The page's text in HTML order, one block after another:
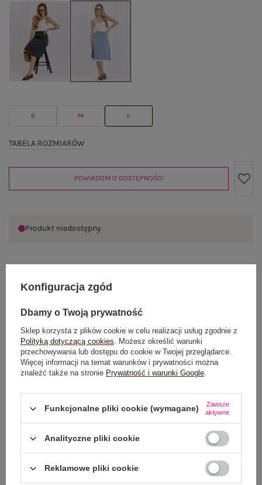
S M L
TABELA ROZMIARÓW
POWIADOM O DOSTĘPNOŚCI
Produkt niedostępny
GŁÓWNE PARAMETRY
OPINIE O PRODUKCIE (0)
WYSYŁKA I DOSTAWA
Konfiguracja zgód
Dbamy o Twoją prywatność
Sklep korzysta z plików cookie w celu realizacji usług zgodnie z
Polityką dotyczącą cookies. Możesz określić warunki
przechowywania lub dostępu do cookie w Twojej przeglądarce.
Więcej informacji na temat warunków i prywatności można
znaleźć także na stronie Prywatność i warunki Google.
Funkcjonalne pliki cookie (wymagane)
Zawsze
aktywne
Analityczne pliki cookie
Reklamowe pliki cookie